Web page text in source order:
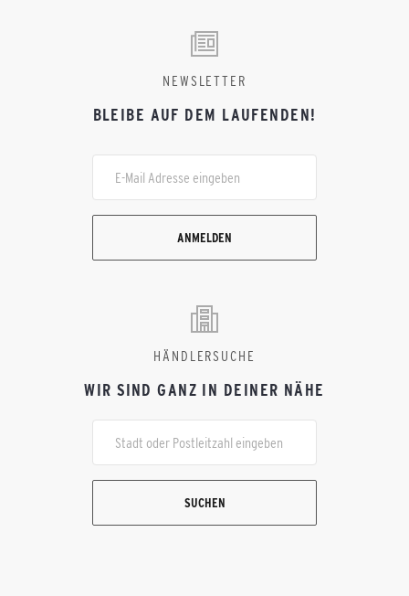
NEWSLETTER
BLEIBE AUF DEM LAUFENDEN!
ANMELDEN
HÄNDLERSUCHE
WIR SIND GANZ IN DEINER NÄHE
SUCHEN